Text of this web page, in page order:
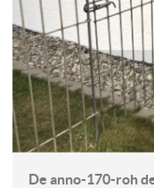
De anno-170-roh